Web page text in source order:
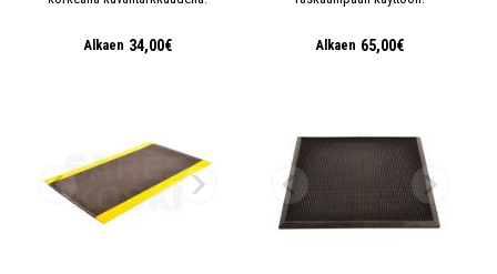
Alkaen 34,00€ Alkaen 65,00€